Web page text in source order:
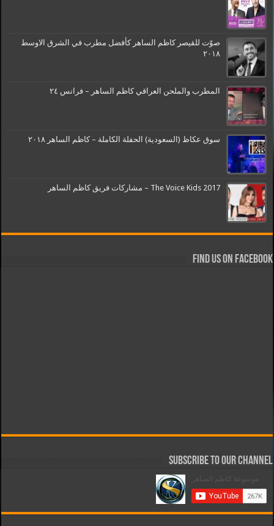
صوّت للقيصر كاظم الساهر كأفضل مطرب في الشرق الاوسط
٢٠١٨
المطرب والملحن العراقي كاظم الساهر – فرانس ٢٤
سوق عكاظ (السعودية) الحفلة الكاملة – كاظم الساهر ٢٠١٨
The Voice Kids 2017 – مشاركات فريق كاظم الساهر
Find us on Facebook
Subscribe to our Channel